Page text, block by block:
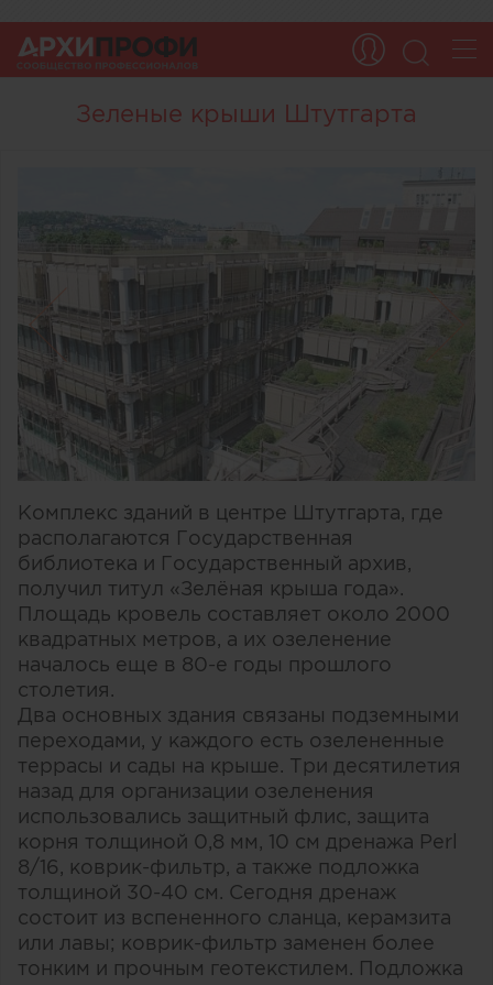
Зеленые крыши Штутгарта
Комплекс зданий в центре Штутгарта, где
располагаются Государственная
библиотека и Государственный архив,
получил титул «Зелёная крыша года».
Площадь кровель составляет около 2000
квадратных метров, а их озеленение
началось еще в 80-е годы прошлого
столетия.
Два основных здания связаны подземными
переходами, у каждого есть озелененные
террасы и сады на крыше. Три десятилетия
назад для организации озеленения
использовались защитный флис, защита
корня толщиной 0,8 мм, 10 см дренажа Perl
8/16, коврик-фильтр, а также подложка
толщиной 30-40 см. Сегодня дренаж
состоит из вспененного сланца, керамзита
или лавы; коврик-фильтр заменен более
тонким и прочным геотекстилем. Подложка